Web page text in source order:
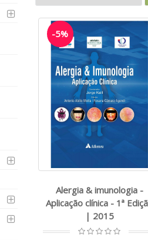
-5%
Alergia & imunologia -
Aplicação clínica - 1ª
| 2015